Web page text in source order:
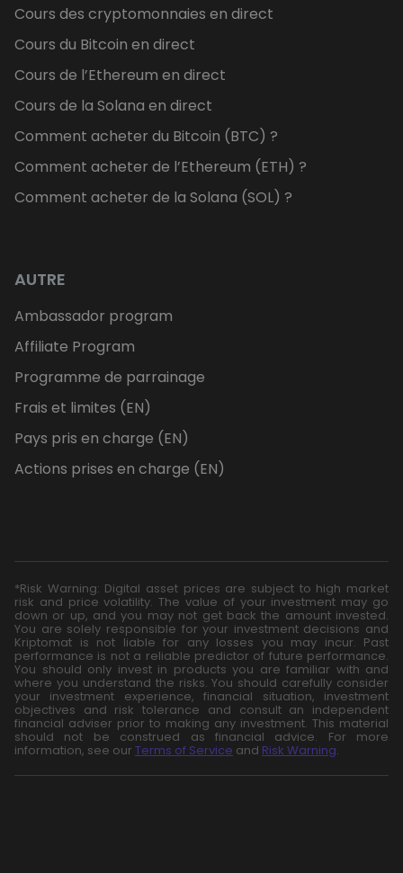
Cours des cryptomonnaies en direct
Cours du Bitcoin en direct
Cours de l’Ethereum en direct
Cours de la Solana en direct
Comment acheter du Bitcoin (BTC) ?
Comment acheter de l’Ethereum (ETH) ?
Comment acheter de la Solana (SOL) ?
AUTRE
Ambassador program
Affiliate Program
Programme de parrainage
Frais et limites (EN)
Pays pris en charge (EN)
Actions prises en charge (EN)
*Risk Warning: Digital asset prices are subject to high market
risk and price volatility. The value of your investment may go
down or up, and you may not get back the amount invested.
You are solely responsible for your investment decisions and
Kriptomat is not liable for any losses you may incur. Past
performance is not a reliable predictor of future performance.
You should only invest in products you are familiar with and
where you understand the risks. You should carefully consider
your investment experience, financial situation, investment
objectives and risk tolerance and consult an independent
financial adviser prior to making any investment. This material
should not be construed as financial advice. For more
information, see our Terms of Service and Risk Warning.